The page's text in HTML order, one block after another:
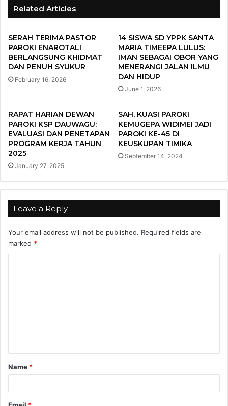
Related Articles
SERAH TERIMA PASTOR
PAROKI ENAROTALI
BERLANGSUNG KHIDMAT
DAN PENUH SYUKUR
February 16, 2026
14 SISWA SD YPPK SANTA
MARIA TIMEEPA LULUS:
IMAN SEBAGAI OBOR YANG
MENERANGI JALAN ILMU
DAN HIDUP
June 1, 2026
RAPAT HARIAN DEWAN
PAROKI KSP DAUWAGU:
EVALUASI DAN PENETAPAN
PROGRAM KERJA TAHUN
2025
January 27, 2025
SAH, KUASI PAROKI
KEMUGEPA WIDIMEI JADI
PAROKI KE-45 DI
KEUSKUPAN TIMIKA
September 14, 2024
Leave a Reply
Your email address will not be published. Required fields are
marked *
t
*
Name *